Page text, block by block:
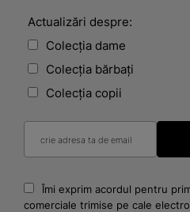
Actualizări despre:
Colecția dame
Colecția bărbați
Colecția copii
Îmi exprim acordul pentru
comerciale trimise pe cale